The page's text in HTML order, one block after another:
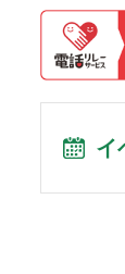
イ